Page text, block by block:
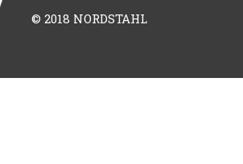
© 2018 NORDSTAHL